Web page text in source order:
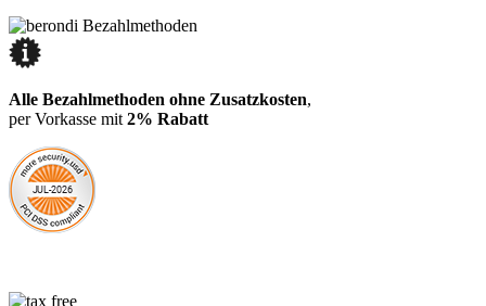
Alle Bezahlmethoden ohne Zusatzkosten,
per Vorkasse mit 2% Rabatt